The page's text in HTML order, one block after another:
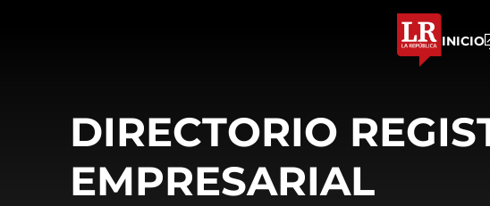
INICIO
DIRECTORIO
EMPRESARIAL